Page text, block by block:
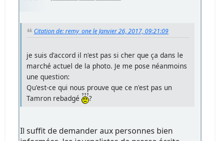
Citation de: remy_one le Janvier 26, 2017, 09:21:09
je suis d'accord il n'est pas si cher que ça dans le
marché actuel de la photo. Je me pose néanmoins
une question:
Qu'est-ce qui nous prouve que ce n'est pas un
Tamron rebadgé
?
Il suffit de demander aux personnes bien